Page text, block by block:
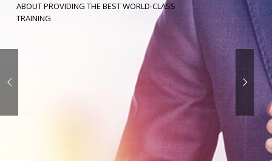
ABOUT PROVIDING THE BEST WORLD-CLASS
TRAINING